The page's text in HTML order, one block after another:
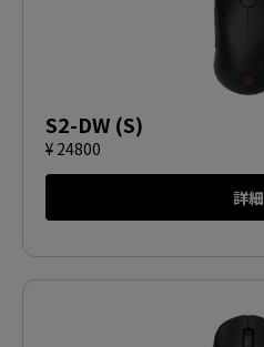
S2-DW (S)
¥ 24800
詳細